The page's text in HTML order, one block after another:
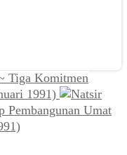
Tiga Komitmen
1991)
Pembangunan Umat